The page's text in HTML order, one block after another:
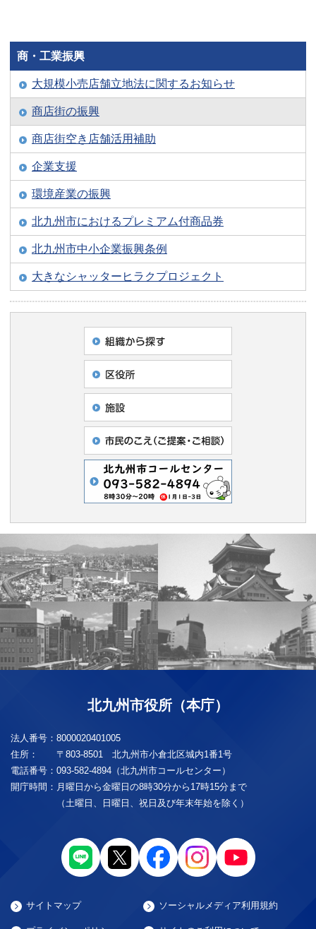
商・工業振興
大規模小売店舗立地法に関するお知らせ
商店街の振興
商店街空き店舗活用補助
企業支援
環境産業の振興
北九州市におけるプレミアム付商品券
北九州市中小企業振興条例
大きなシャッターヒラクプロジェクト
北九州市役所（本庁）
法人番号： 8000020401005
住所：
〒803-8501 北九州市小倉北区城内1番1号
電話番号： 093-582-4894（北九州市コールセンター）
開庁時間： 月曜日から金曜日の8時30分から17時15分まで
（土曜日、日曜日、祝日及び年末年始を除く）
サイトマップ ソーシャルメディア利用規約